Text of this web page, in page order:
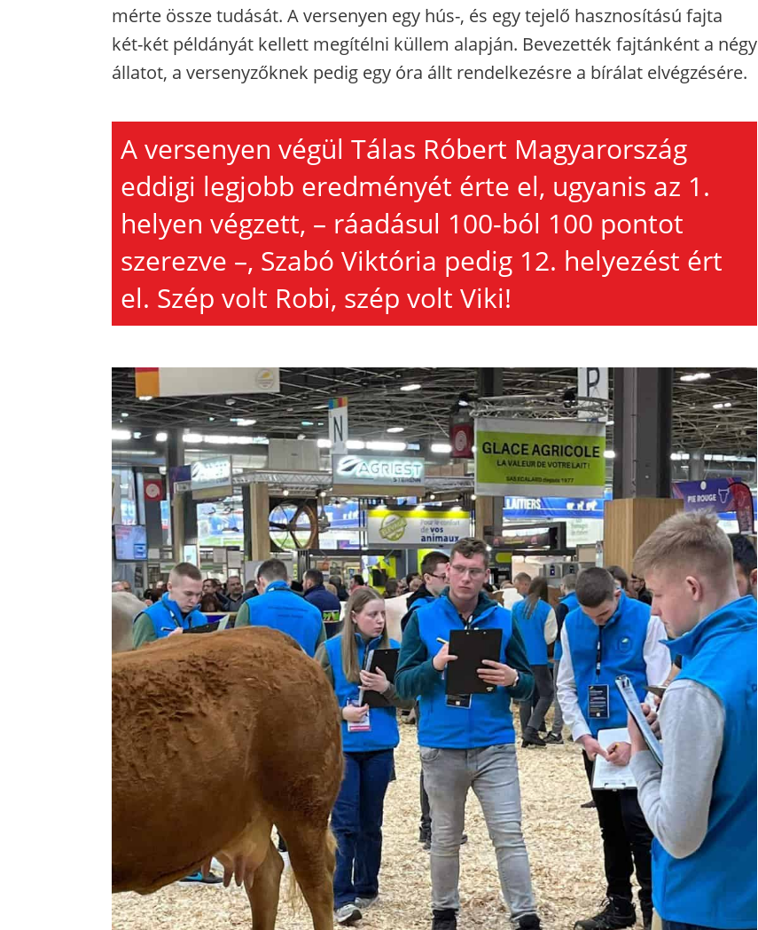
mérte össze tudását. A versenyen egy hús-, és egy tejelő hasznosítású fajta
két-két példányát kellett megítélni küllem alapján. Bevezették fajtánként a négy
állatot, a versenyzőknek pedig egy óra állt rendelkezésre a bírálat elvégzésére.
A versenyen végül Tálas Róbert Magyarország
eddigi legjobb eredményét érte el, ugyanis az 1.
helyen végzett, – ráadásul 100-ból 100 pontot
szerezve –, Szabó Viktória pedig 12. helyezést ért
el. Szép volt Robi, szép volt Viki!